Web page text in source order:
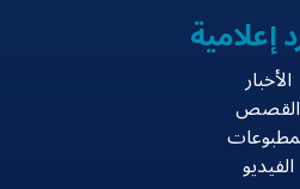
إعلامية
الأخبار
القصص
الفيديو